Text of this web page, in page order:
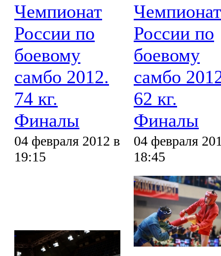
Чемпионат
России по
боевому
самбо 2012.
74 кг.
Финалы
04 февраля 2012 в
19:15
Чемпионат
России по
боевому
самбо
62 кг.
Финалы
04 февраля
18:45